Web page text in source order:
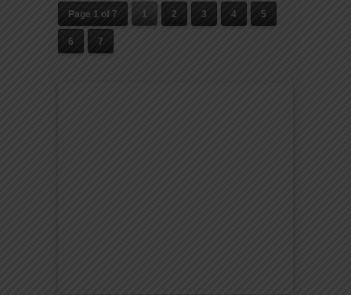
Page 1 of 7 1 2 3 4 5
6 7